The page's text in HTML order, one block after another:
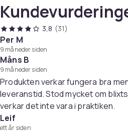
DAC-parametere: 16Bit 48Khz
ADC-parametere: 16Bit 48Khz
Grensesnitt: USB-A hann til 3,5
Pakken inkluderer:
1 x overgangskabel for lyd
Farge
Grey
Vekt, gram
3,8 (31)
Per M
9 måneder siden
Måns B
9 måneder siden
Produkten verkar fungera bra
leveranstid. Stod mycket om
verkar det inte vara i praktiken.
Leif
ett år siden